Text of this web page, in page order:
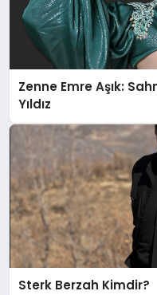
Zenne Emre Aşık:
Yıldız
Sterk Berzah Kimdir?